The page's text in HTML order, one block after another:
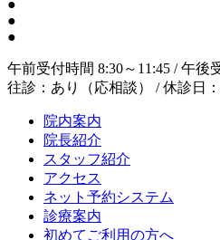
●
●
●
午前受付時間 8:30～11:45 / 午後
往診：あり（応相談） / 休診日
院内案内
院長紹介
スタッフ紹介
アクセス
ネット予約システム
診療案内
初めてご利用の方へ